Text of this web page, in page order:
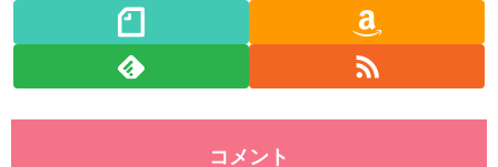
コメント